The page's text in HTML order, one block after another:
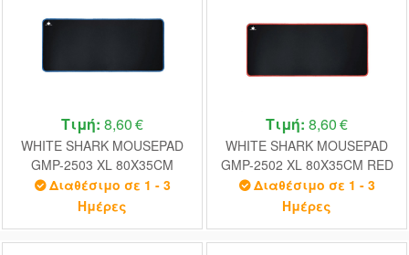
Τιμή: 8,60 €
WHITE SHARK MOUSEPAD
GMP-2503 XL 80X35CM
BLUE
Διαθέσιμο σε 1 - 3
Ημέρες
Τιμή: 8,60 €
WHITE SHARK MOUSEPAD
GMP-2502 XL 80X35CM RED
Διαθέσιμο σε 1 - 3
Ημέρες